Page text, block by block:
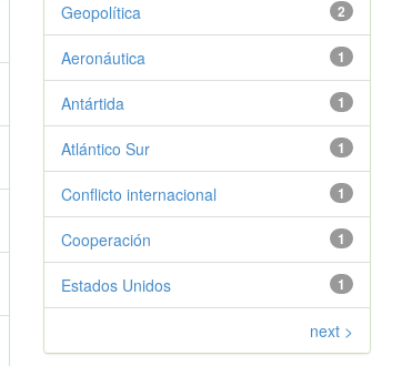
2
Geopolítica
1
Aeronáutica
1
Antártida
1
Atlántico Sur
1
Conflicto internacional
1
Cooperación
1
Estados Unidos
next >